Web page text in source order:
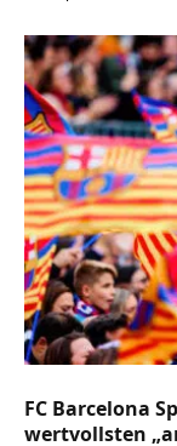
FC Barcelona
wertvollsten